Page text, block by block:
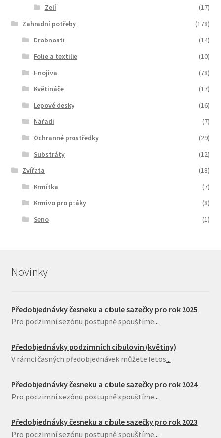
Zelí
(17)
Zahradní potřeby
(178)
Drobnosti
(14)
Folie a textilie
(10)
Hnojiva
(78)
Květináče
(17)
Lepové desky
(16)
Nářadí
(7)
Ochranné prostředky
(29)
Substráty
(12)
Zvířata
(18)
Krmítka
(7)
Krmivo pro ptáky
(8)
Seno
(1)
Novinky
Předobjednávky česneku a cibule sazečky pro rok 2025
Pro podzimní sezónu postupně spouštíme...
Předobjednávky podzimních cibulovin (květiny)
V rámci časných předobjednávek můžete letos...
Předobjednávky česneku a cibule sazečky pro rok 2024
Pro podzimní sezónu postupně spouštíme...
Předobjednávky česneku a cibule sazečky pro rok 2023
Pro podzimní sezónu postupně spouštíme...